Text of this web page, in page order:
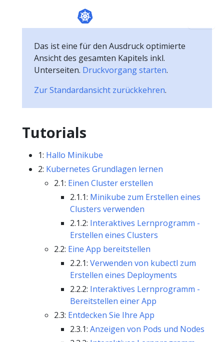
Das ist eine für den Ausdruck optimierte
Ansicht des gesamten Kapitels inkl.
Unterseiten. Druckvorgang starten.
Zur Standardansicht zurückkehren.
Tutorials
1: Hallo Minikube
2: Kubernetes Grundlagen lernen
2.1: Einen Cluster erstellen
2.1.1: Minikube zum Erstellen eines
Clusters verwenden
2.1.2: Interaktives Lernprogramm -
Erstellen eines Clusters
2.2: Eine App bereitstellen
2.2.1: Verwenden von kubectl zum
Erstellen eines Deployments
2.2.2: Interaktives Lernprogramm -
Bereitstellen einer App
2.3: Entdecken Sie Ihre App
2.3.1: Anzeigen von Pods und Nodes